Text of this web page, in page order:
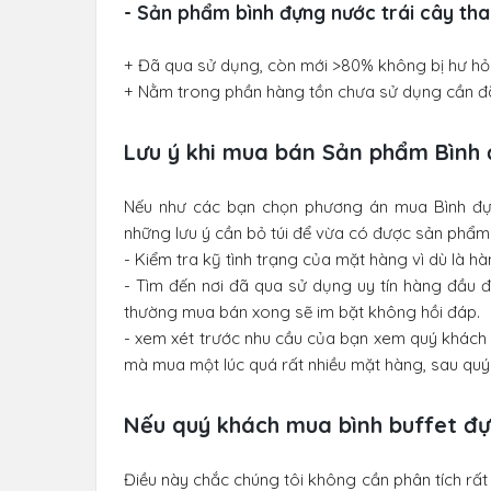
- Sản phẩm bình đựng nước trái cây
+ Đã qua sử dụng, còn mới >80% không bị hư
+ Nằm trong phần hàng tồn chưa sử dụng cần
Lưu ý khi mua bán Sản phẩm
Nếu như các bạn chọn phương án mua Bình
những lưu ý cần bỏ túi để vừa có được sản
- Kiểm tra kỹ tình trạng của mặt hàng vì dù là
- Tìm đến nơi đã qua sử dụng uy tín hàng đầu
thường mua bán xong sẽ im bặt không hồi đáp.
- xem xét trước nhu cầu của bạn xem quý
mà mua một lúc quá rất nhiều mặt hàng, sau
Nếu quý khách mua bình buffet
Điều này chắc chúng tôi không cần phân tích